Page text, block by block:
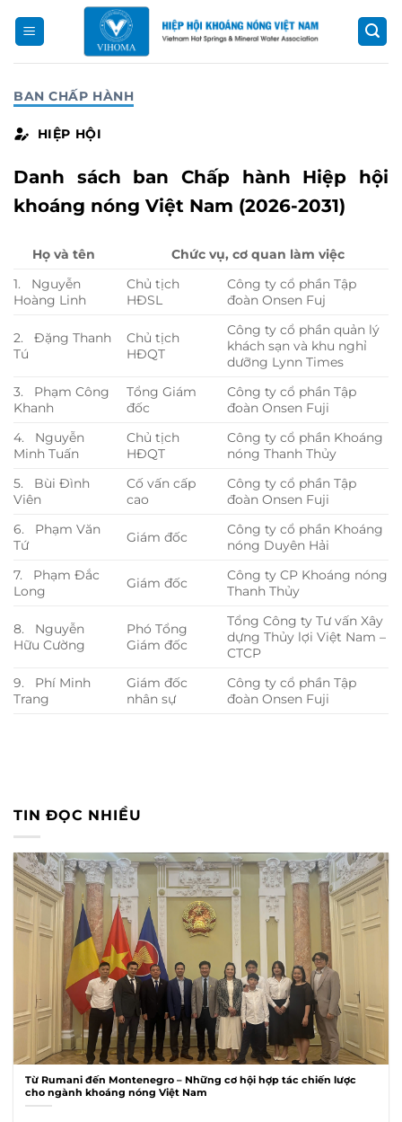
qua
BAN CHẤP HÀNH
HIỆP HỘI
Danh sách ban Chấp hành Hiệp hội
khoáng nóng Việt Nam (2026-2031)
Họ và tên
Chức vụ, cơ quan làm việc
1. Nguyễn
Hoàng Linh
Chủ tịch
HĐSL
Công ty cổ phần Tập
đoàn Onsen Fuj
2. Đặng Thanh
Tú
Chủ tịch
HĐQT
Công ty cổ phần quản lý
khách sạn và khu nghỉ
dưỡng Lynn Times
3. Phạm Công
Khanh
Tổng Giám
đốc
Công ty cổ phần Tập
đoàn Onsen Fuji
4. Nguyễn
Minh Tuấn
Chủ tịch
HĐQT
Công ty cổ phần Khoáng
nóng Thanh Thủy
5. Bùi Đình
Viên
Cố vấn cấp
cao
Công ty cổ phần Tập
đoàn Onsen Fuji
6. Phạm Văn
Tứ
Giám đốc
Công ty cổ phần Khoáng
nóng Duyên Hải
7. Phạm Đắc
Long
Giám đốc
Công ty CP Khoáng nóng
Thanh Thủy
8. Nguyễn
Hữu Cường
Phó Tổng
Giám đốc
Tổng Công ty Tư vấn Xây
dựng Thủy lợi Việt Nam –
CTCP
9. Phí Minh
Trang
Giám đốc
nhân sự
Công ty cổ phần Tập
đoàn Onsen Fuji
TIN ĐỌC NHIỀU
Từ Rumani đến Montenegro – Những cơ hội hợp tác chiến lược
cho ngành khoáng nóng Việt Nam